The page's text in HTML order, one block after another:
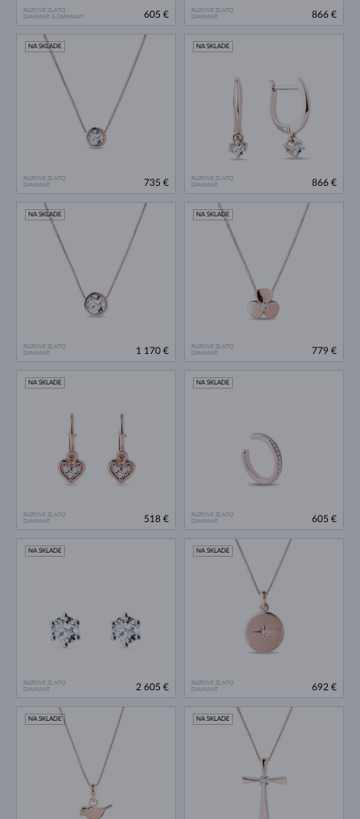
RUŽOVÉ ZLATO
DIAMANT & DIAMANT
605 €
RUŽOVÉ ZLATO
DIAMANT
866 €
RUŽOVÉ ZLATO
DIAMANT
NA SKLADE
735 €
RUŽOVÉ ZLATO
DIAMANT
NA SKLADE
866 €
RUŽOVÉ ZLATO
DIAMANT
NA SKLADE
1 170 €
RUŽOVÉ ZLATO
DIAMANT
NA SKLADE
779 €
RUŽOVÉ ZLATO
DIAMANT
NA SKLADE
518 €
RUŽOVÉ ZLATO
DIAMANT
NA SKLADE
605 €
RUŽOVÉ ZLATO
DIAMANT
NA SKLADE
2 605 €
RUŽOVÉ ZLATO
DIAMANT
NA SKLADE
692 €
NA SKLADE NA SKLADE